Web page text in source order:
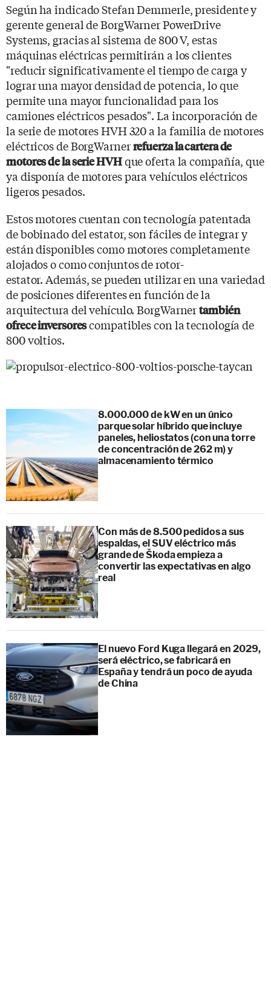
Según ha indicado Stefan Demmerle, presidente y
gerente general de BorgWarner PowerDrive
Systems, gracias al sistema de 800 V, estas
máquinas eléctricas permitirán a los clientes
"reducir significativamente el tiempo de carga y
lograr una mayor densidad de potencia, lo que
permite una mayor funcionalidad para los
camiones eléctricos pesados". La incorporación de
la serie de motores HVH 320 a la familia de motores
eléctricos de BorgWarnerrefuerza la cartera de
motores de la serie HVHque oferta la compañía, que
ya disponía de motores para vehículos eléctricos
ligeros pesados.
Estos motores cuentan con tecnología patentada
de bobinado del estator, son fáciles de integrar y
están disponibles como motores completamente
alojados o como conjuntos de rotor-
estator. Además, se pueden utilizar en una variedad
de posiciones diferentes en función de la
arquitectura del vehículo. BorgWarnertambién
ofrece inversorescompatibles con la tecnología de
800 voltios.
8.000.000 de kW en un único
parque solar híbrido que incluye
paneles, heliostatos (con una torre
de concentración de 262 m) y
almacenamiento térmico
Con más de 8.500 pedidos a sus
espaldas, el SUV eléctrico más
grande de Škoda empieza a
convertir las expectativas en algo
real
El nuevo Ford Kuga llegará en 2029,
será eléctrico, se fabricará en
España y tendrá un poco de ayuda
de China